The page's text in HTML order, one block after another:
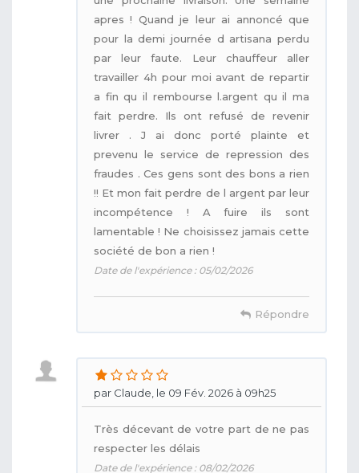
apres ! Quand je leur ai annoncé que
pour la demi journée d artisana perdu
par leur faute. Leur chauffeur aller
travailler 4h pour moi avant de repartir
a fin qu il rembourse l.argent qu il ma
fait perdre. Ils ont refusé de revenir
livrer . J ai donc porté plainte et
prevenu le service de repression des
fraudes . Ces gens sont des bons a rien
!! Et mon fait perdre de l argent par leur
incompétence ! A fuire ils sont
lamentable ! Ne choisissez jamais cette
société de bon a rien !
Date de l'expérience : 05/02/2026
Répondre
par Claude, le 09 Fév. 2026 à 09h25
Très décevant de votre part de ne pas
respecter les délais
Date de l'expérience : 08/02/2026